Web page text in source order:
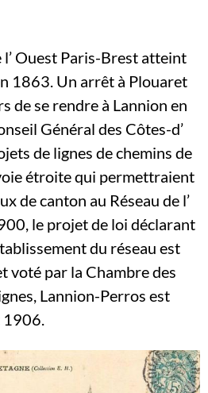
l’ Ouest Paris-Brest atteint
1863. Un arrêt à Plouaret
de se rendre à Lannion en
Général des Côtes-d’
de lignes de chemins de
étroite qui permettraient
de canton au Réseau de l’
le projet de loi déclarant
du réseau est
voté par la Chambre des
Lannion-Perros est
1906.